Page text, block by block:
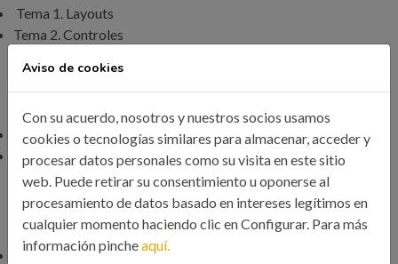
Tema 1. Layouts
Tema 2. Controles
Tema 1. Ficheros, memoria y tarjeta SD
Tema 2. SQLite
MÓDULO 9
Tema 1. Preferencias
Aviso de cookies
Con su acuerdo, nosotros y nuestros socios usamos
cookies o tecnologías similares para almacenar, acceder y
procesar datos personales como su visita en este sitio
web. Puede retirar su consentimiento u oponerse al
procesamiento de datos basado en intereses legítimos en
cualquier momento haciendo clic en Configurar. Para más
información pincheaquí.